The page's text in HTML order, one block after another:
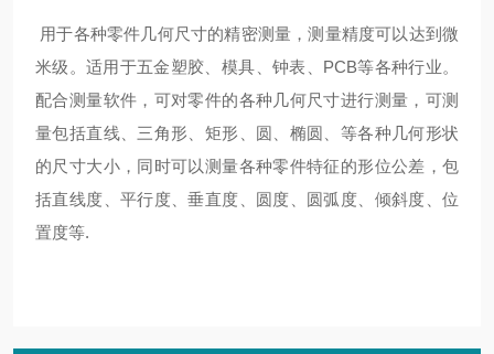
用于各种零件几何尺寸的精密测量，测量精度可以达到微
米级。适用于五金塑胶、模具、钟表、PCB等各种行业。
配合测量软件，可对零件的各种几何尺寸进行测量，可测
量包括直线、三角形、矩形、圆、椭圆、等各种几何形状
的尺寸大小，同时可以测量各种零件特征的形位公差，包
括直线度、平行度、垂直度、圆度、圆弧度、倾斜度、位
置度等.